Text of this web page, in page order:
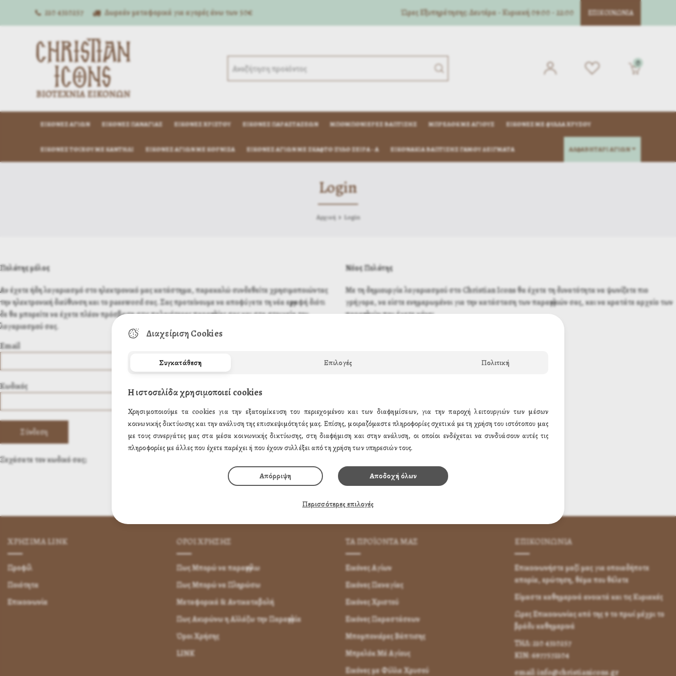
210 4310257 Δωρεάν μεταφορικά για αγορές άνω των 50€ Ώρες Eξυπηρέτησης: Δευτέρα - Κυριακή 09:00 - 22:00 ΕΠΙΚΟΙΝΩΝΊΑ
0
ΕΙΚΌΝΕΣ ΑΓΊΩΝ ΕΙΚΌΝΕΣ ΠΑΝΑΓΊΑΣ ΕΙΚΌΝΕΣ ΧΡΙΣΤΟΎ ΕΙΚΌΝΕΣ ΠΑΡΑΣΤΆΣΕΩΝ ΜΠΟΜΠΟΝΙΈΡΕΣ ΒΆΠΤΙΣΗΣ ΜΠΡΕΛΌΚ ΜΈ ΑΓΊΟΥΣ ΕΙΚΌΝΕΣ ΜΕ ΦΎΛΛΑ ΧΡΥΣΟΎ
ΕΙΚΌΝΕΣ ΤΟΊΧΟΥ ΜΕ ΚΑΝΤΉΛΙ ΕΙΚΌΝΕΣ ΑΓΊΩΝ ΜΕ ΚΟΡΝΊΖΑ ΕΙΚΟΝΕΣ ΑΓΙΩΝ ΜΕ ΣΚΑΦΤΟ ΞΥΛΟ ΣΕΙΡΑ - Α ΕΙΚΟΝΆΚΙΑ ΒΆΠΤΙΣΗΣ ΓΆΜΟΥ ΔΕΊΓΜΑΤΑ ΑΛΦΑΒΗΤΑΡΙ ΑΓΙΩΝ
Login
Αρχική Login
Πελάτης μέλος
Αν έχετε ήδη λογαριασμό στο ηλεκτρονικό μας κατάστημα, παρακαλώ συνδεθείτε χρησιμοποιώντας
την ηλεκτρονική διεύθυνση και το password σας. Σας προτείνουμε να αποφύγετε τη νέα εγγραφή διότι
δε θα μπορείτε να έχετε πλέον πρόσβαση στις παλαιότερες παραγγελίες σας και στα στοιχεία του
λογαριασμού σας.
Email
Κωδικός
Ξεχάσατε τον κωδικό σας;
Νέος Πελάτης
Με τη δημιουργία λογαριασμού στο Christian Icons θα έχετε τη δυνατότητα να ψωνίζετε πιο
γρήγορα, να είστε ενημερωμένοι για την κατάσταση των παραγγελιών σας, και να κρατάτε αρχείο των
παραγγελιών που έχετε κάνει.
ΧΡΗΣΙΜA LINK
Προφίλ
Ποιότητα
Επικοινωνία
ΌΡΟΙ ΧΡΉΣΗΣ
Πως Μπορώ να παραγγείλω
Πως Μπορώ να Πληρώσω
Μεταφορικά & Αντικαταβολή
Πως Ακυρώνω η Αλλάζω την Παραγγελία
Όροι Χρήσης
LINK
ΤΑ ΠΡΟΪΟΝΤΑ ΜΑΣ
Εικόνες Αγίων
Εικόνες Παναγίας
Εικόνες Χριστού
Εικόνες Παραστάσεων
Μπομπονιέρες Βάπτισης
Μπρελόκ Μέ Αγίους
Εικόνες με Φύλλα Χρυσού
ΕΠΙΚΟΙΝΩΝΊΑ
Επικοινωνήστε μαζί μας για οποιαδήποτε
απορία, ερώτηση, θέμα που θέλετε
Είμαστε καθημερινά ανοικτά και τις Κυριακές
Ωρες Επικοινωνίας από της 9 το πρωί μέχρι το
βράδυ καθημερινά
ΤΗΛ: 210 4310257
KIN: 6977572104
email: info@christianicons.gr
Διαχείριση Cookies
Συγκατάθεση Επιλογές Πολιτική
Η ιστοσελίδα χρησιμοποιεί cookies
Χρησιμοποιούμε τα cookies για την εξατομίκευση του περιεχομένου και των διαφημίσεων, για την παροχή λειτουργιών των μέσων
κοινωνικής δικτύωσης και την ανάλυση της επισκεψιμότητάς μας. Επίσης, μοιραζόμαστε πληροφορίες σχετικά με τη χρήση του ιστότοπου μας
με τους συνεργάτες μας στα μέσα κοινωνικής δικτύωσης, στη διαφήμιση και στην ανάλυση, οι οποίοι ενδέχεται να συνδυάσουν αυτές τις
πληροφορίες με άλλες που έχετε παρέχει ή που έχουν συλλέξει από τη χρήση των υπηρεσιών τους.
Απόρριψη Αποδοχή όλων
Περισσότερες επιλογές